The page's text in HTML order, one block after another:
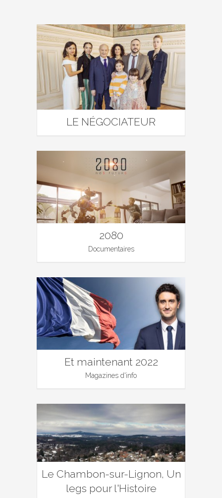
LE NÉGOCIATEUR
2080
Documentaires
Et maintenant 2022
Magazines d'info
Le Chambon-sur-Lignon, Un
legs pour l'Histoire